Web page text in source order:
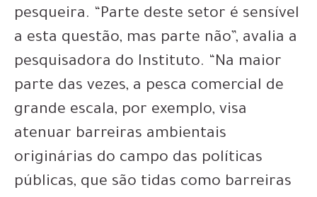
pesqueira. “Parte deste setor é sensível
a esta questão, mas parte não”, avalia a
pesquisadora do Instituto. “Na maior
parte das vezes, a pesca comercial de
grande escala, por exemplo, visa
atenuar barreiras ambientais
originárias do campo das políticas
públicas, que são tidas como barreiras